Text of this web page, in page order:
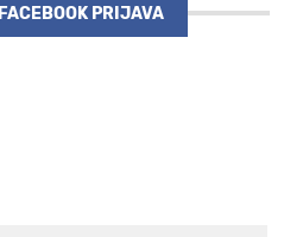
FACEBOOK PRIJAVA